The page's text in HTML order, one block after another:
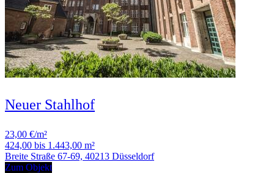
Neuer Stahlhof
23,00 €/m²
424,00 bis 1.443,00 m²
Breite Straße 67-69, 40213 Düsseldorf
Zum Objekt